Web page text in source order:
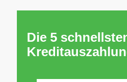
Die 5